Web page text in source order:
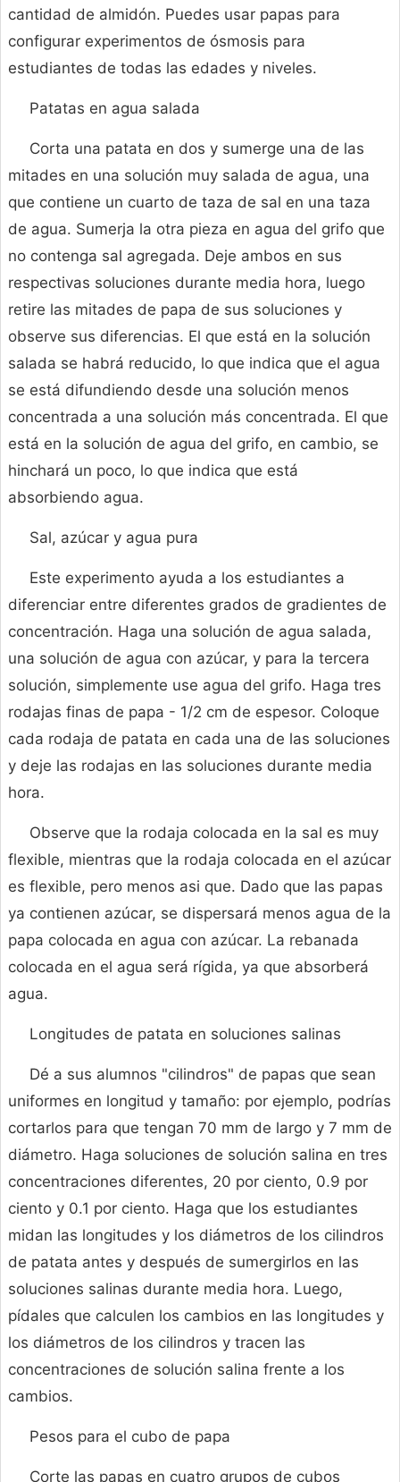
cantidad de almidón. Puedes usar papas para
configurar experimentos de ósmosis para
estudiantes de todas las edades y niveles.
Patatas en agua salada
Corta una patata en dos y sumerge una de las
mitades en una solución muy salada de agua, una
que contiene un cuarto de taza de sal en una taza
de agua. Sumerja la otra pieza en agua del grifo que
no contenga sal agregada. Deje ambos en sus
respectivas soluciones durante media hora, luego
retire las mitades de papa de sus soluciones y
observe sus diferencias. El que está en la solución
salada se habrá reducido, lo que indica que el agua
se está difundiendo desde una solución menos
concentrada a una solución más concentrada. El que
está en la solución de agua del grifo, en cambio, se
hinchará un poco, lo que indica que está
absorbiendo agua.
Sal, azúcar y agua pura
Este experimento ayuda a los estudiantes a
diferenciar entre diferentes grados de gradientes de
concentración. Haga una solución de agua salada,
una solución de agua con azúcar, y para la tercera
solución, simplemente use agua del grifo. Haga tres
rodajas finas de papa - 1/2 cm de espesor. Coloque
cada rodaja de patata en cada una de las soluciones
y deje las rodajas en las soluciones durante media
hora.
Observe que la rodaja colocada en la sal es muy
flexible, mientras que la rodaja colocada en el azúcar
es flexible, pero menos asi que. Dado que las papas
ya contienen azúcar, se dispersará menos agua de la
papa colocada en agua con azúcar. La rebanada
colocada en el agua será rígida, ya que absorberá
agua.
Longitudes de patata en soluciones salinas
Dé a sus alumnos "cilindros" de papas que sean
uniformes en longitud y tamaño: por ejemplo, podrías
cortarlos para que tengan 70 mm de largo y 7 mm de
diámetro. Haga soluciones de solución salina en tres
concentraciones diferentes, 20 por ciento, 0.9 por
ciento y 0.1 por ciento. Haga que los estudiantes
midan las longitudes y los diámetros de los cilindros
de patata antes y después de sumergirlos en las
soluciones salinas durante media hora. Luego,
pídales que calculen los cambios en las longitudes y
los diámetros de los cilindros y tracen las
concentraciones de solución salina frente a los
cambios.
Pesos para el cubo de papa
Corte las papas en cuatro grupos de cubos